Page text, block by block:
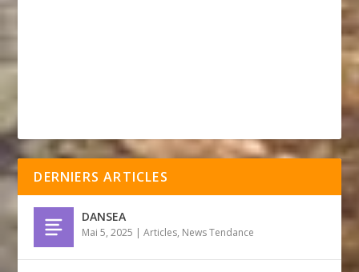
DERNIERS ARTICLES
DANSEA
Mai 5, 2025 |Articles, News Tendance